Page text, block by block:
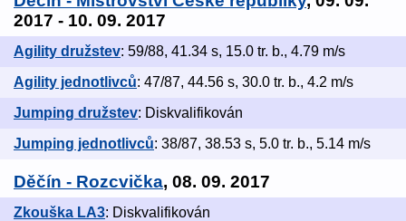
2017 - 10. 09. 2017
Agility družstev: 59/88, 41.34 s, 15.0 tr. b., 4.79 m/s
Agility jednotlivců: 47/87, 44.56 s, 30.0 tr. b., 4.2 m/s
Jumping družstev: Diskvalifikován
Jumping jednotlivců: 38/87, 38.53 s, 5.0 tr. b., 5.14 m/s
Děčín - Rozcvička, 08. 09. 2017
Zkouška LA3: Diskvalifikován